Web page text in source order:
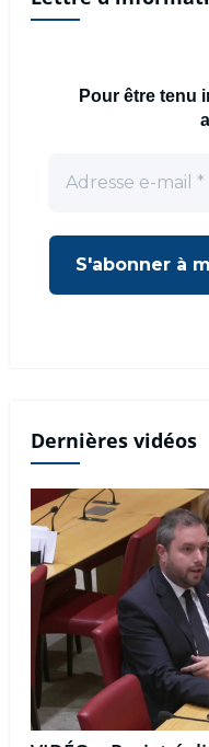
Pour être tenu
Dernières vidéos